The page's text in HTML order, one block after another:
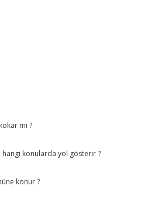
mı ?
hangi konularda yol gösterir ?
konur ?